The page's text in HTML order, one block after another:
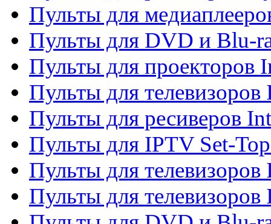
Пульты для
Пульты для DVD и Blu-
Пульты для проекторов
Пульты для
Пульты для ресиверов
Пульты для IPTV Set-
Пульты для телевизоров
Пульты для телевизоров